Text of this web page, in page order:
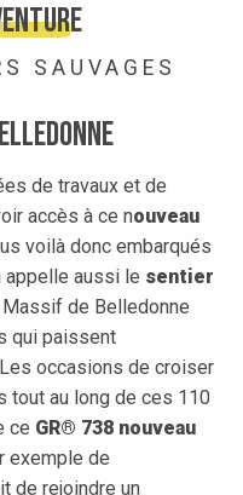
SAUVAGES
de travaux et de
accès à ce nouveau
voilà donc embarqués
appelle aussi le sentier
de Belledonne
qui paissent
occasions de croiser
tout au long de ces 110
ce GR® 738 nouveau
exemple de
de rejoindre un